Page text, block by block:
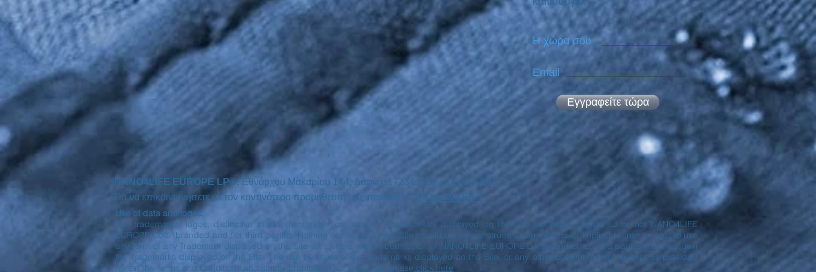
Η χώρα σου
Email
Εγγραφείτε τώρα
NANO4LIFE EUROPE LP®,Εθνάρχου Μακαρίου 144, Δάφνη, 17234, Αθήνα, ΕΛΛΑΔΑ.
Για να επικοινωνήσετε με τον κοντινότερο προμηθευτή μας παρακαλώ
Κάντε κλικ ΕΔΩ
Use of data and logos:
The trademarks, logos, distinctive marks (hereinafter collectively “Trademarks”) displayed on the Site are either registered or not NANO4LIFE
EUROPE Co® -branded and / or third parties. Nothing contained on the Site should not be construed as an express or implied license or right to use
any form of any Trademark displayed on the Site without the written permission of NANO4LIFE EUROPE L.P.® and other third parties that may own
the Trademarks displayed on the Site. The use by users of the Trademarks displayed on the Site, or any other content thereof, except as provided
herein the Terms and Conditions and strictly prohibited. For more info please click here